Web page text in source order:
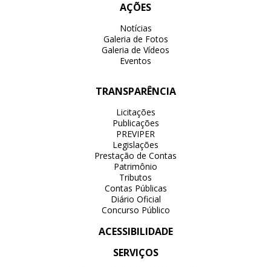
AÇÕES
Notícias
Galeria de Fotos
Galeria de Vídeos
Eventos
TRANSPARÊNCIA
Licitações
Publicações
PREVIPER
Legislações
Prestação de Contas
Patrimônio
Tributos
Contas Públicas
Diário Oficial
Concurso Público
ACESSIBILIDADE
SERVIÇOS